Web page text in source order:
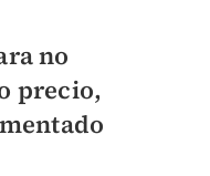
no
precio,